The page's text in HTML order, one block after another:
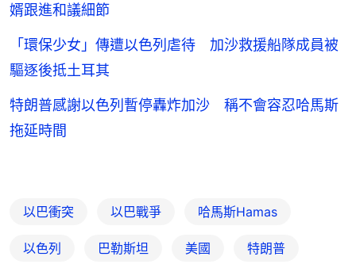
婿跟進和議細節
「環保少女」傳遭以色列虐待 加沙救援船隊成員被
驅逐後抵土耳其
特朗普感謝以色列暫停轟炸加沙 稱不會容忍哈馬斯
拖延時間
以巴衝突 以巴戰爭 哈馬斯Hamas
以色列 巴勒斯坦 美國 特朗普